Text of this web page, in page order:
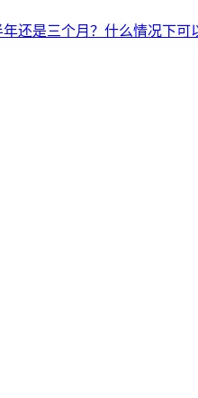
还是三个月？什么情况下可